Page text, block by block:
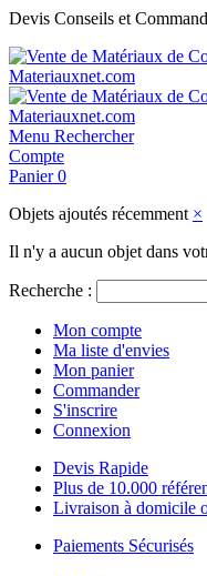
Devis Conseils et
Menu Rechercher
Compte
Panier 0
Objets ajoutés récemment ×
Il n'y a aucun objet dans
Recherche :
Mon compte
Ma liste d'envies
Mon panier
Commander
S'inscrire
Connexion
Devis Rapide
Plus de 10.000
Livraison à domicile
Paiements Sécurisés